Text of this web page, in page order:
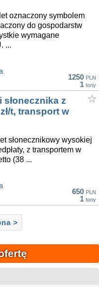
oznaczony symbolem
do gospodarstw
wymagane
...
1250 PLN
1 tony
słonecznika z
t, transport w
słonecznikowy wysokiej
z transportem w
(38 ...
650 PLN
1 tony
>